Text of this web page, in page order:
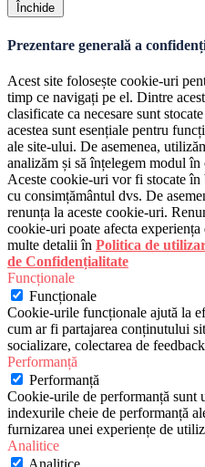
Închide
Prezentare generală a
Acest site folosește cookie-uri
timp ce navigați pe el. Dintre
clasificate ca necesare sunt
acestea sunt esențiale pentru
ale site-ului. De asemenea,
analizăm și să înțelegem modul
Aceste cookie-uri vor fi stocate
cu consimțământul dvs. De
renunța la aceste cookie-uri.
cookie-uri poate afecta
multe detalii în Politica de
de Confidențialitate
Funcționale
Funcționale
Cookie-urile funcționale ajută la
cum ar fi partajarea conținutului
socializare, colectarea de
Performanță
Performanță
Cookie-urile de performanță sunt
indexurile cheie de performanță
furnizarea unei experiențe de
Analitice
Analitice